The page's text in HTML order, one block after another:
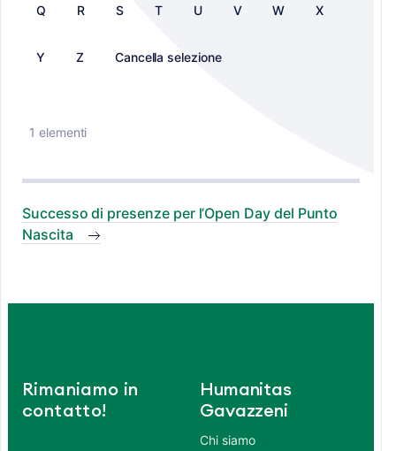
Q R S T U V W X
Y Z Cancella selezione
1 elementi
Successo di presenze per l’Open Day del Punto
Nascita
Rimaniamo in
contatto!
Humanitas
Gavazzeni
Chi siamo